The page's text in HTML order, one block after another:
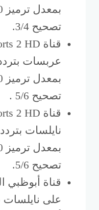
تصحيح 3/4.
تصحيح 5/6 .
تصحيح 5/6.